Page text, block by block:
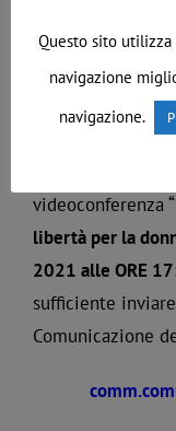
quello che
videoconferenza “
libertà per la
2021 alle ORE
sufficiente
Comunicazione
Questo sito
navigazione
navigazione.